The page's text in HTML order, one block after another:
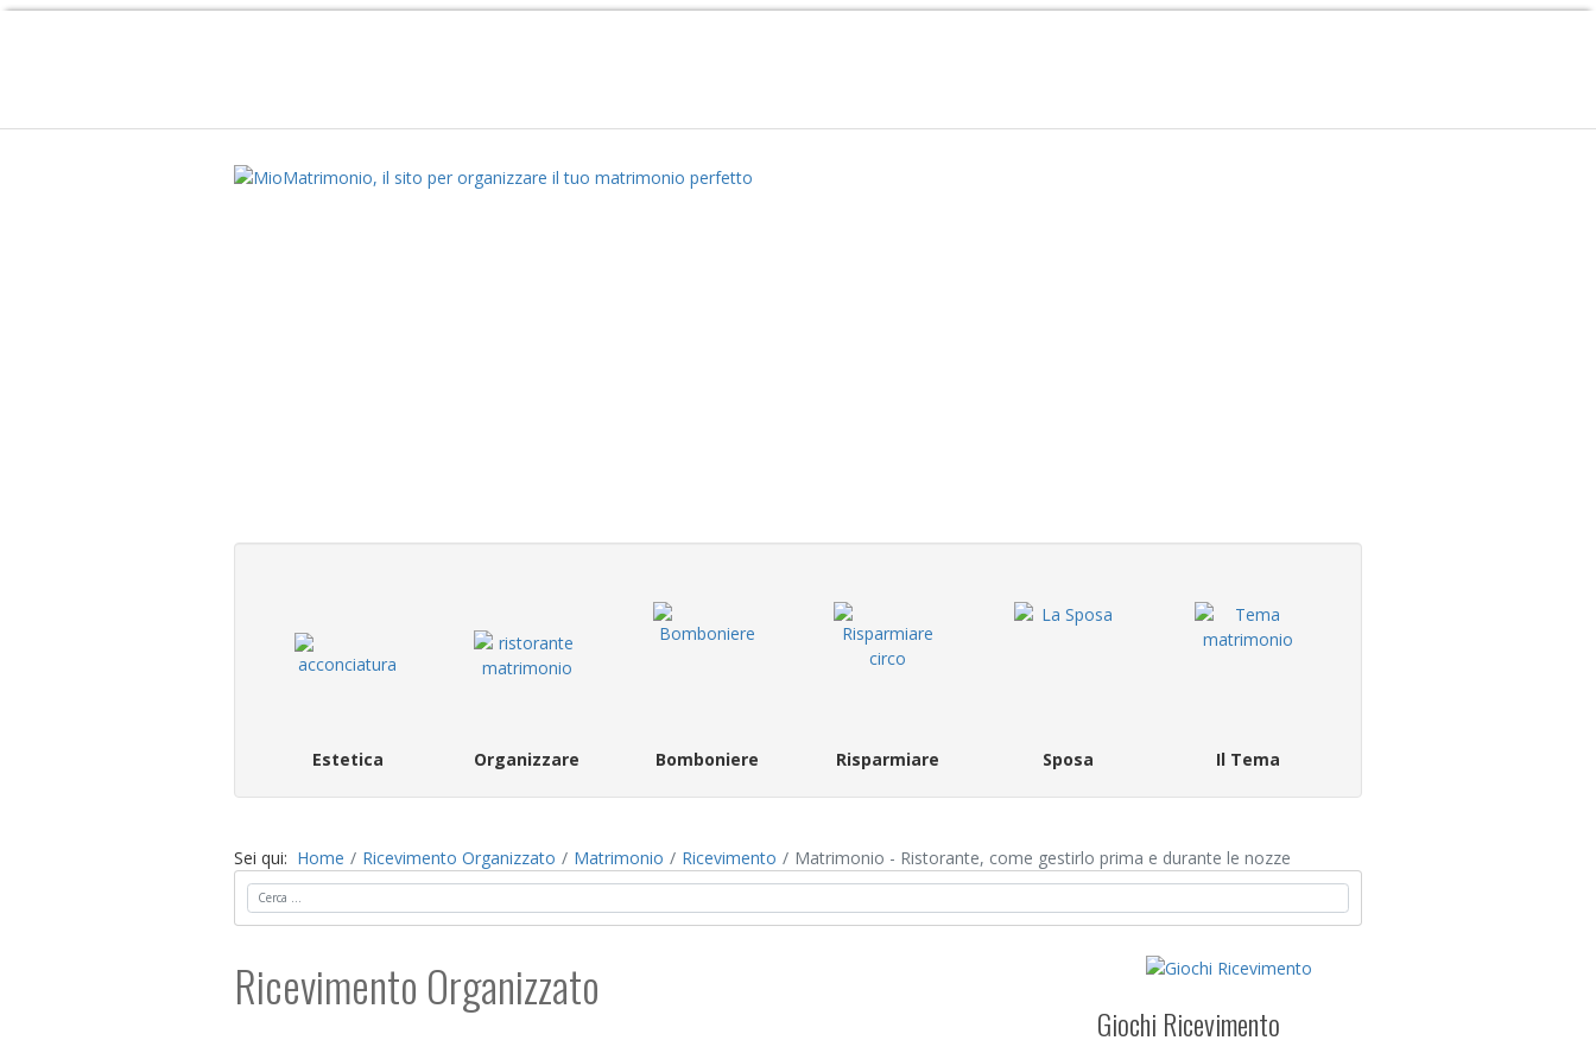
Estetica Organizzare Bomboniere Risparmiare Sposa Il Tema
Sei qui: Home Ricevimento Organizzato Matrimonio Ricevimento
Matrimonio - Ristorante, come gestirlo prima e durante le nozze
Cerca
Ricevimento Organizzato
Giochi Ricevimento